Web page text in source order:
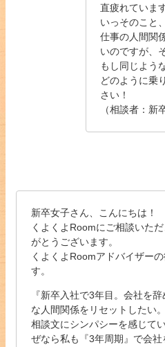
直疲れています
いっそのこと
仕事の人間関
いのですが、
もし同じよう
どのように乗
さい！
（相談者：新
新卒女子さん、こんにちは！
くよくよRoomにご相談いただ
がとうございます。
くよくよRoomアドバイザー
す。
『新卒入社で3年目。会社を辞
な人間関係をリセットしたい
相談文にシンパシーを感じて
ぜなら私も『3年周期』で会社